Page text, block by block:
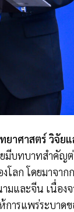
าศาสตร์ วิจัย
บทบาทสำคัญ
ก โดยมาจาก
และจีน เนื่อง
รแพร่ระบาดข